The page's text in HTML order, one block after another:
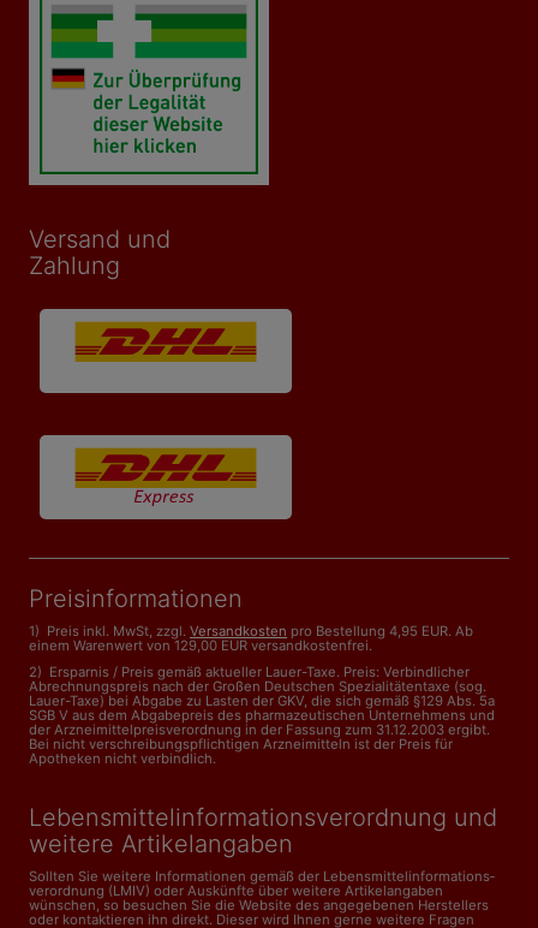
Versand und
Zahlung
Preisinformationen
1) Preis inkl. MwSt, zzgl. Versandkosten pro Bestellung 4,95 EUR. Ab
einem Warenwert von 129,00 EUR versandkostenfrei.
2) Ersparnis / Preis gemäß aktueller Lauer-Taxe. Preis: Verbindlicher
Abrechnungspreis nach der Großen Deutschen Spezialitätentaxe (sog.
Lauer-Taxe) bei Abgabe zu Lasten der GKV, die sich gemäß §129 Abs. 5a
SGB V aus dem Abgabepreis des pharmazeutischen Unternehmens und
der Arzneimittelpreisverordnung in der Fassung zum 31.12.2003 ergibt.
Bei nicht verschreibungspflichtigen Arzneimitteln ist der Preis für
Apotheken nicht verbindlich.
Lebensmittelinformations­verordnung und
weitere Artikelangaben
Sollten Sie weitere Informationen gemäß der Lebensmittel­informations­
verordnung (LMIV) oder Auskünfte über weitere Artikelangaben
wünschen, so besuchen Sie die Website des angegebenen Herstellers
oder kontaktieren ihn direkt. Dieser wird Ihnen gerne weitere Fragen